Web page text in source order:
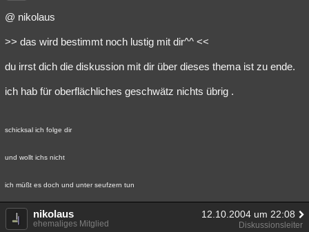
@ nikolaus
>> das wird bestimmt noch lustig mit dir^^ <<
du irrst dich die diskussion mit dir über dieses thema ist zu ende.
ich hab für oberflächliches geschwätz nichts übrig .
schicksal ich folge dir
und wollt ichs nicht
ich müßt es doch und unter seufzern tun
nikolaus 12.10.2004 um 22:08
ehemaliges Mitglied Diskussionsleiter